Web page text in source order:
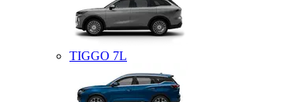
TIGGO 7L